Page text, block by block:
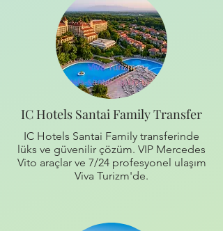
IC Hotels Santai Family Transfer
IC Hotels Santai Family transferinde
lüks ve güvenilir çözüm. VIP Mercedes
Vito araçlar ve 7/24 profesyonel ulaşım
Viva Turizm'de.